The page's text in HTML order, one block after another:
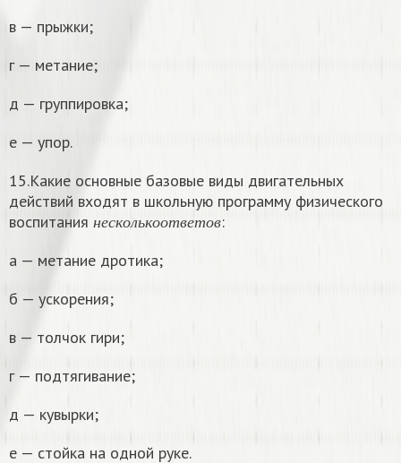
в — прыжки;
г — метание;
д — группировка;
е — упор.
15.Какие основные базовые виды двигательных
действий входят в школьную программу физического
воспитания
н е с к ол ьк о о т в е т о в
неск ол ькоответо в:
а — метание дротика;
б — ускорения;
в — толчок гири;
г — подтягивание;
д — кувырки;
е — стойка на одной руке.